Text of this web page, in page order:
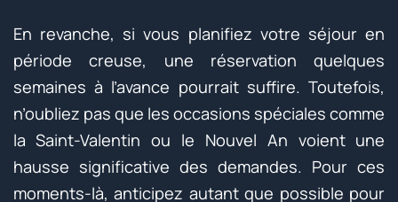
En revanche, si vous planifiez votre séjour en
période creuse, une réservation quelques
semaines à l’avance pourrait suffire. Toutefois,
n’oubliez pas que les occasions spéciales comme
la Saint-Valentin ou le Nouvel An voient une
hausse significative des demandes. Pour ces
moments-là, anticipez autant que possible pour